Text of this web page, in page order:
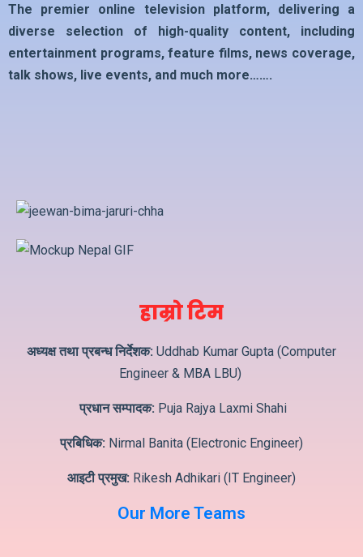
The premier online television platform, delivering a
diverse selection of high-quality content, including
entertainment programs, feature films, news coverage,
talk shows, live events, and much more…….
हाम्रो टिम
अध्यक्ष तथा प्रबन्ध निर्देशक: Uddhab Kumar Gupta (Computer
Engineer & MBA LBU)
प्रधान सम्पादक: Puja Rajya Laxmi Shahi
प्रबिधिक: Nirmal Banita (Electronic Engineer)
आइटी प्रमुख: Rikesh Adhikari (IT Engineer)
Our More Teams